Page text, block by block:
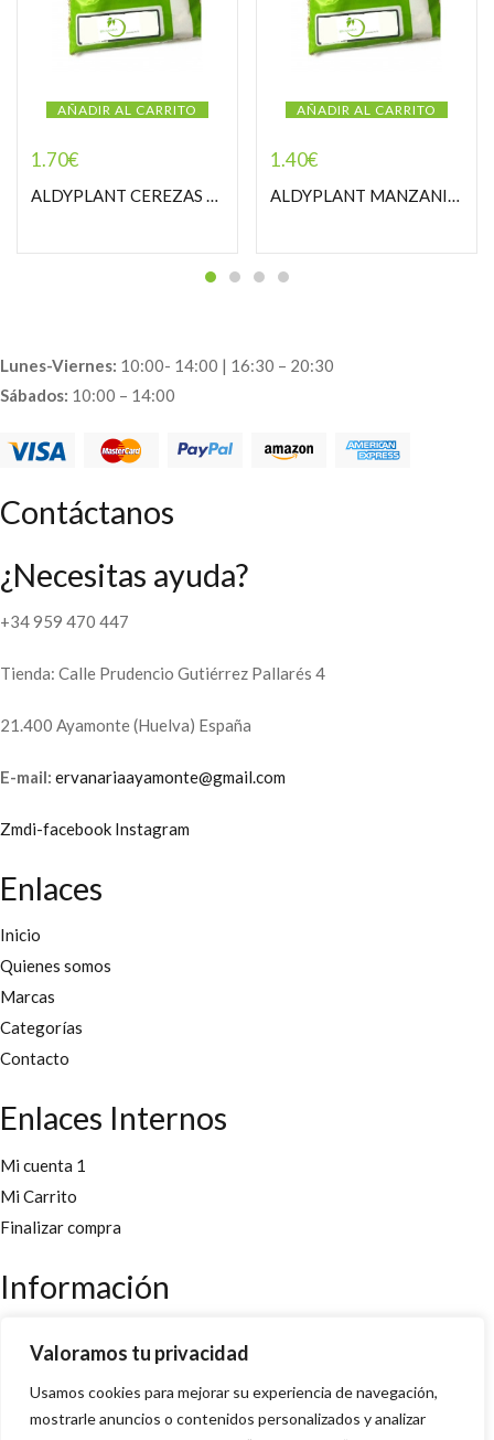
Valoramos tu privacidad
Usamos cookies para mejorar su experiencia de navegación,
mostrarle anuncios o contenidos personalizados y analizar
AÑADIR AL CARRITO
1.70€
ALDYPLANT CEREZAS RABOS PASTORCILLA
AÑADIR AL CARRITO
1.40€
ALDYPLANT MANZANILLA DULCE PASTORCILLA
Lunes-Viernes: 10:00- 14:00 | 16:30 – 20:30
Sábados: 10:00 – 14:00
Contáctanos
¿Necesitas ayuda?
+34 959 470 447
Tienda: Calle Prudencio Gutiérrez Pallarés 4
21.400 Ayamonte (Huelva) España
E-mail: ervanariaayamonte@gmail.com
Zmdi-facebook Instagram
Enlaces
Inicio
Quienes somos
Marcas
Categorías
Contacto
Enlaces Internos
Mi cuenta 1
Mi Carrito
Finalizar compra
Información
Políticas y cookies
Política de privacidad y condiciones